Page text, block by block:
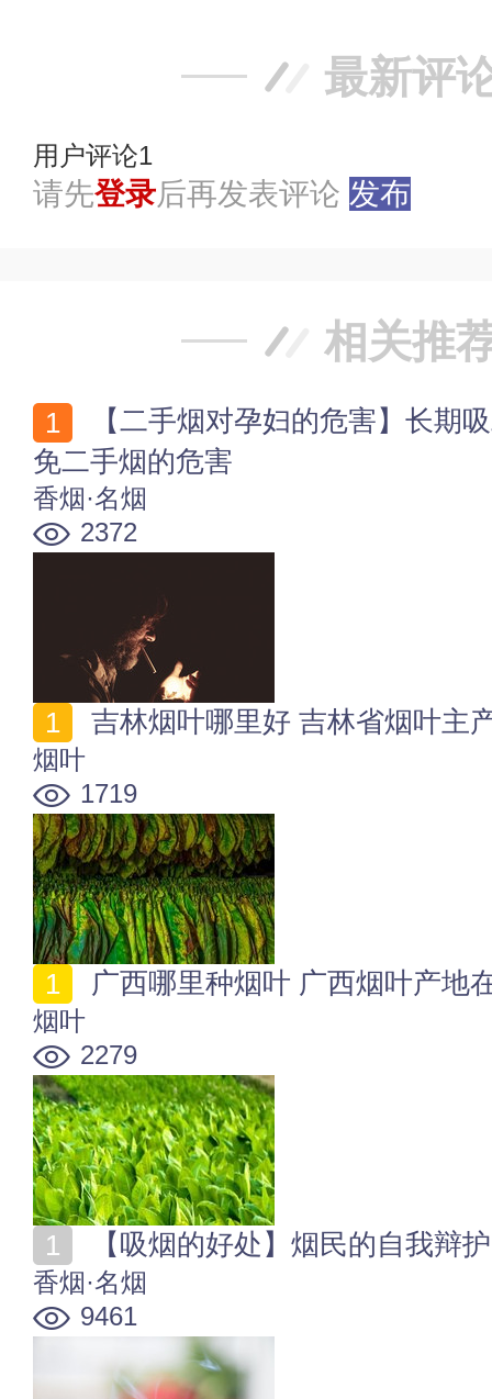
最新评
用户评论1
请先登录后再发表评论 发布
相关推
免二手烟的危害
香烟·名烟
2372
吉林烟叶哪里好 吉林省烟叶主
烟叶
1719
广西哪里种烟叶 广西烟叶产地
烟叶
2279
【吸烟的好处】烟民的自我辩
香烟·名烟
9461